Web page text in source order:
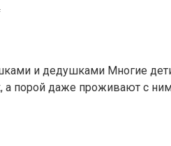
и дедушками Многие
а порой даже проживают с